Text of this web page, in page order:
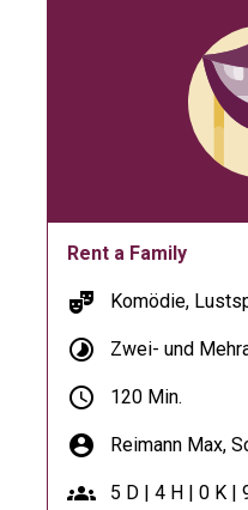
Rent a Family
theater_comedy Komödie,
timelapse Zwei- und
schedule 120 Min.
account_circle Reimann Max,
groups 5 D | 4 H | 0 K |